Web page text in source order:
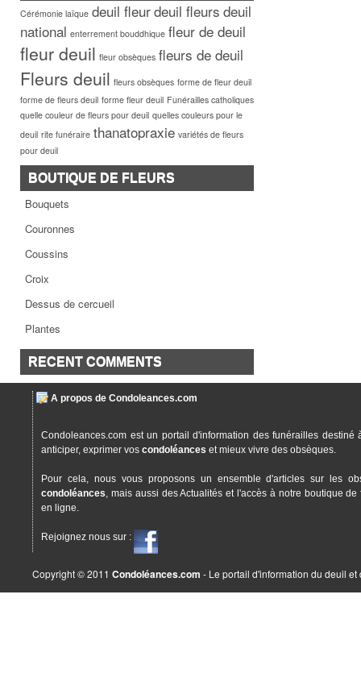
Cérémonie laïque deuil fleurdeuil fleurs deuil
national enterrement bouddhique fleur de deuil
fleur deuil fleur obsèques fleurs de deuil
Fleurs deuil fleurs obsèques forme de fleur deuil
forme de fleurs deuil forme fleur deuil Funérailles catholiques
quelle couleur de fleurs pour deuil quelles couleurs pour le
deuil rite funéraire thanatopraxie variétés de fleurs
pour deuil
BOUTIQUE DE FLEURS
Bouquets
Couronnes
Coussins
Croix
Dessus de cercueil
Plantes
RECENT COMMENTS
A propos de Condoleances.com
Condoleances.com est un portail d'information des funérailles destiné
anticiper, exprimer vos condoléances et mieux vivre des obsèques.
Pour cela, nous vous proposons un ensemble d'articles sur les
condoléances, mais aussi des Actualités et l'accès à notre boutique
en ligne.
Rejoignez nous sur :
Copyright © 2011 Condoléances.com - Le portail d'information du deuil et